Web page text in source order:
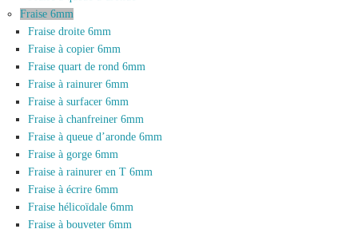
Fraise 6mm
Fraise droite 6mm
Fraise à copier 6mm
Fraise quart de rond 6mm
Fraise à rainurer 6mm
Fraise à surfacer 6mm
Fraise à chanfreiner 6mm
Fraise à queue d’aronde 6mm
Fraise à gorge 6mm
Fraise à rainurer en T 6mm
Fraise à écrire 6mm
Fraise hélicoïdale 6mm
Fraise à bouveter 6mm